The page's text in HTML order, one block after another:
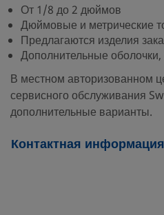
От 1/8 до 2 дюймов
Дюймовые и метрические
Предлагаются изделия
Дополнительные оболочки,
В местном авторизованном
сервисного обслуживания
дополнительные варианты.
Контактная информация